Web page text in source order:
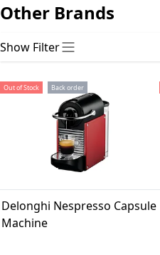
Other Brands
Show Filter
Out of Stock Back order
Delonghi Nespresso Capsule
Machine